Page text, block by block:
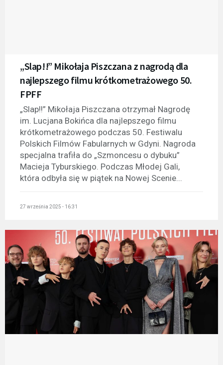
„Slap!!” Mikołaja Piszczana z nagrodą dla
najlepszego filmu krótkometrażowego 50.
FPFF
„Slap!!” Mikołaja Piszczana otrzymał Nagrodę
im. Lucjana Bokińca dla najlepszego filmu
krótkometrażowego podczas 50. Festiwalu
Polskich Filmów Fabularnych w Gdyni. Nagroda
specjalna trafiła do „Szmoncesu o dybuku”
Macieja Tyburskiego. Podczas Młodej Gali,
która odbyła się w piątek na Nowej Scenie...
27 września 2025 - 16:31